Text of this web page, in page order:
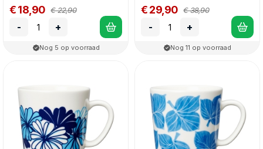
€ 18,90 € 22,90
- +
Nog 5 op voorraad
€ 29,90 € 38,90
- +
Nog 11 op voorraad